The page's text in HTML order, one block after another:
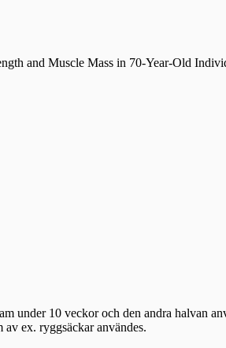
and Muscle Mass in 70-Year-Old
under 10 veckor och den andra halvan
ex. ryggsäckar användes.